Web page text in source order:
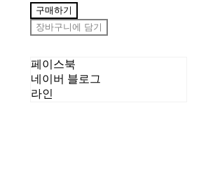
구매하기
장바구니에 담기
페이스북
네이버 블로그
라인